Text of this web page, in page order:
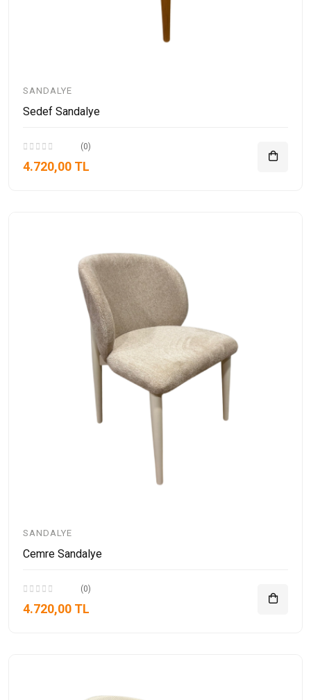
SANDALYE
Sedef Sandalye
(0)
4.720,00 TL
SANDALYE
Cemre Sandalye
(0)
4.720,00 TL